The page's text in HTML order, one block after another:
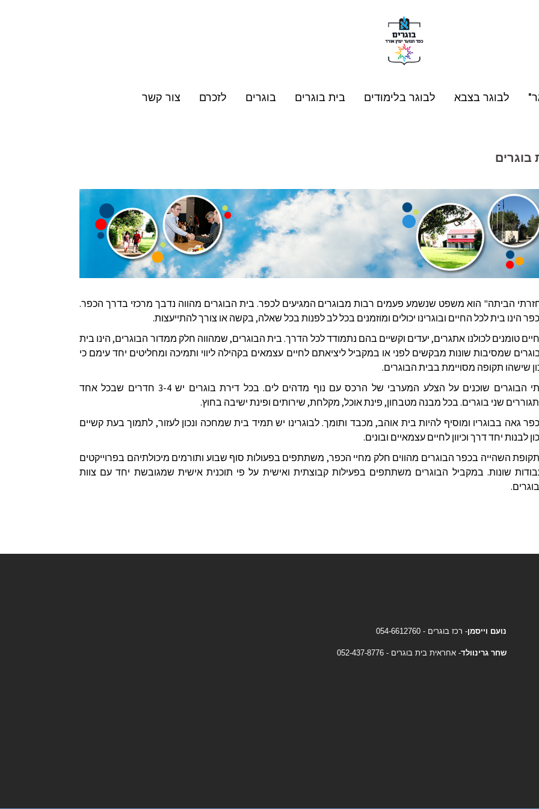
לבוגר בצבא לבוגר בלימודים בית בוגרים בוגרים לזכרם צור קשר
בוגרים
הביתה" הוא משפט שנשמע פעמים רבות מבוגרים המגיעים לכפר. בית הבוגרים מהווה נדבך מרכזי בדרך הכפר.
הינו בית לכל החיים ובוגרינו יכולים ומוזמנים בכל לב לפנות בכל שאלה, בקשה או צורך להתייעצות.
טומנים לכולנו אתגרים, יעדים וקשיים בהם נתמודד לכל הדרך. בית הבוגרים, שמהווה חלק ממדור הבוגרים, הינו בית
שמסיבות שונות מבקשים לפני או במקביל ליציאתם לחיים עצמאים בקהילה ליווי ותמיכה ומחליטים יחד עימם כי
שישהו תקופה מסויימת בבית הבוגרים.
בתי הבוגרים שוכנים על הצלע המערבי של הרכס עם נוף מדהים לים. בכל דירת בוגרים יש 3-4 חדרים שבכל אחד
שני בוגרים. בכל מבנה מטבחון, פינת אוכל, מקלחת, שירותים ופינת ישיבה בחוץ.
גאה בבוגריו ומוסיף להיות בית אוהב, מכבד ותומך. לבוגרינו יש תמיד בית שמחכה ונכון לעזור, לתמוך בעת קשיים
לבנות יחד דרך וכיוון לחיים עצמאיים ובונים.
השהייה בכפר הבוגרים מהווים חלק מחיי הכפר, משתתפים בפעולות סוף שבוע ותורמים מיכולתיהם בפרוייקטים
שונות. במקביל הבוגרים משתתפים בפעילות קבוצתית ואישית על פי תוכנית אישית שמגובשת יחד עם צוות
נועם וייסמן- רכז בוגרים - 054-6612760
שחר גרינוולד- אחראית בית בוגרים - 052-437-8776